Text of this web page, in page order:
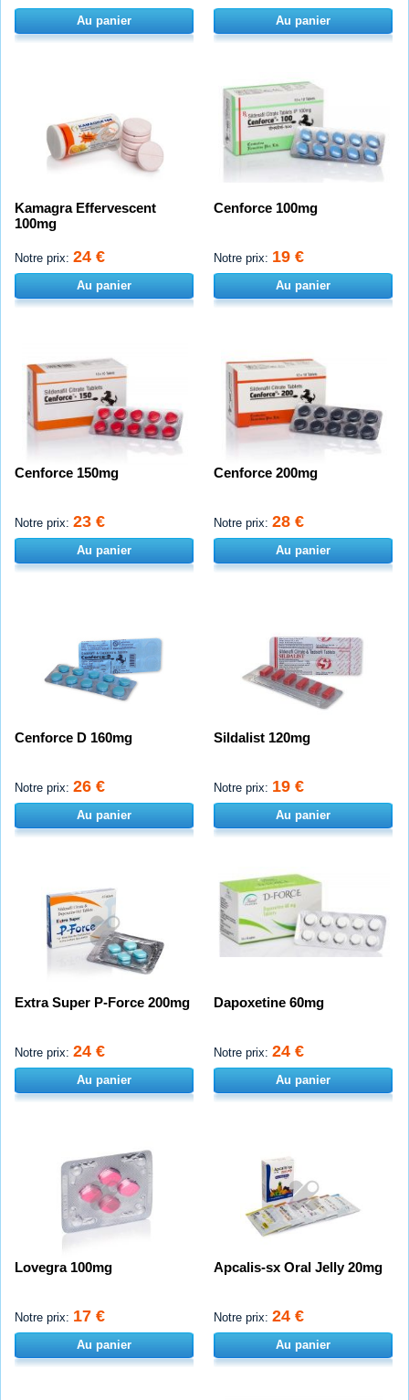
Au panier Au panier
Kamagra Effervescent
100mg
Notre prix: 24 €
Au panier
Cenforce 100mg
Notre prix: 19 €
Au panier
Cenforce 150mg
Notre prix: 23 €
Au panier
Cenforce 200mg
Notre prix: 28 €
Au panier
Cenforce D 160mg
Notre prix: 26 €
Au panier
Sildalist 120mg
Notre prix: 19 €
Au panier
Extra Super P-Force 200mg
Notre prix: 24 €
Au panier
Dapoxetine 60mg
Notre prix: 24 €
Au panier
Lovegra 100mg
Notre prix: 17 €
Au panier
Apcalis-sx Oral Jelly 20mg
Notre prix: 24 €
Au panier